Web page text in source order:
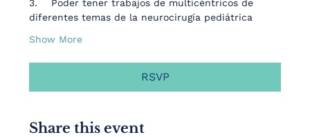
3.    Poder tener trabajos de multicéntricos de
diferentes temas de la neurocirugía pediátrica
Show More
RSVP
Share this event